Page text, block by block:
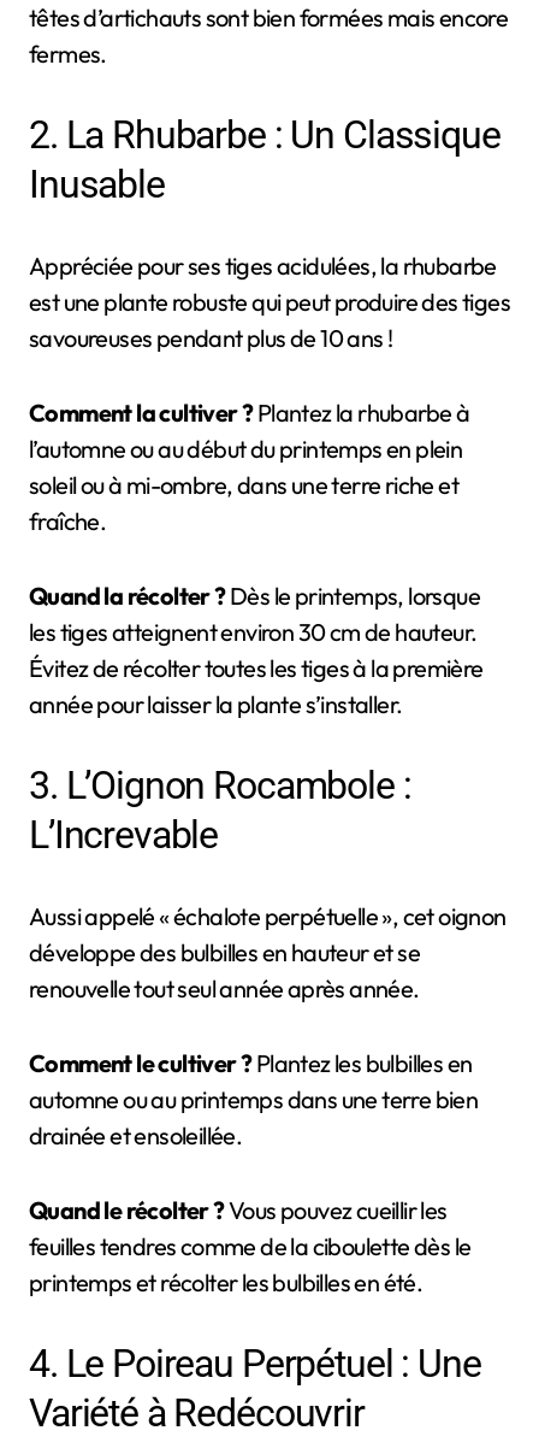
têtes d’artichauts sont bien formées mais encore
fermes.
2. La Rhubarbe : Un Classique
Inusable
Appréciée pour ses tiges acidulées, la rhubarbe
est une plante robuste qui peut produire des tiges
savoureuses pendant plus de 10 ans !
Comment la cultiver ?Plantez la rhubarbe à
l’automne ou au début du printemps en plein
soleil ou à mi-ombre, dans une terre riche et
fraîche.
Quand la récolter ?Dès le printemps, lorsque
les tiges atteignent environ 30 cm de hauteur.
Évitez de récolter toutes les tiges à la première
année pour laisser la plante s’installer.
3. L’Oignon Rocambole :
L’Increvable
Aussi appelé « échalote perpétuelle », cet oignon
développe des bulbilles en hauteur et se
renouvelle tout seul année après année.
Comment le cultiver ?Plantez les bulbilles en
automne ou au printemps dans une terre bien
drainée et ensoleillée.
Quand le récolter ?Vous pouvez cueillir les
feuilles tendres comme de la ciboulette dès le
printemps et récolter les bulbilles en été.
4. Le Poireau Perpétuel : Une
Variété à Redécouvrir